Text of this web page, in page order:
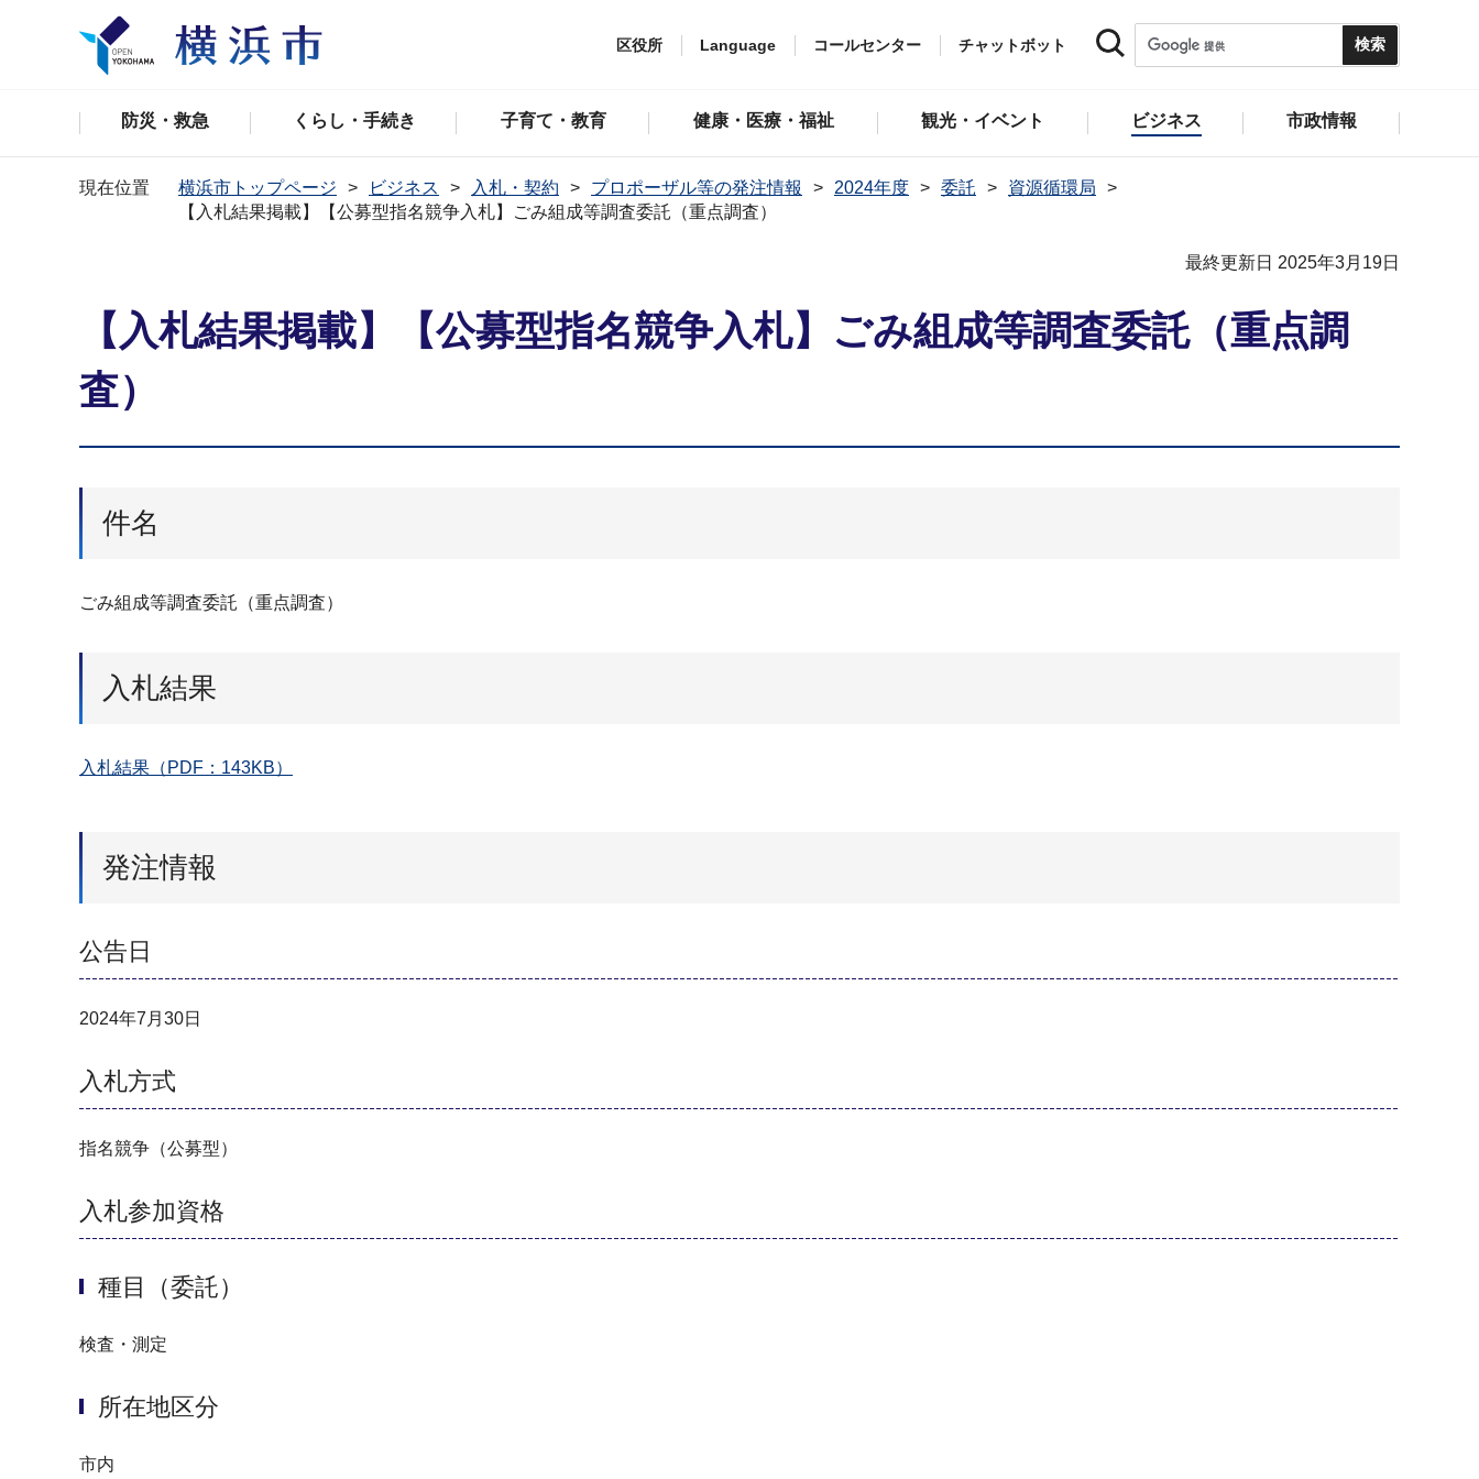
区役所 Language コールセンター チャットボット
防災・救急 くらし・手続き 子育て・教育 健康・医療・福祉 観光・イベント ビジネス 市政情報
現在位置 横浜市トップページ ビジネス 入札・契約 プロポーザル等の発注情報 2024年度 委託
資源循環局
【入札結果掲載】【公募型指名競争入札】ごみ組成等調査委託（重点調査）
最終更新日 2025年3月19日
【入札結果掲載】【公募型指名競争入札】ごみ組成等調査委託（重点調
査）
件名
ごみ組成等調査委託（重点調査）
入札結果
入札結果（PDF：143KB）
発注情報
公告日
2024年7月30日
入札方式
指名競争（公募型）
入札参加資格
種目（委託）
検査・測定
所在地区分
市内